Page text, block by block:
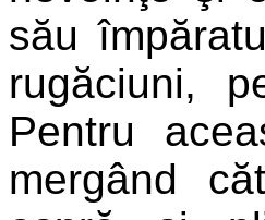
său
rugăciuni,
Pentru
mergând